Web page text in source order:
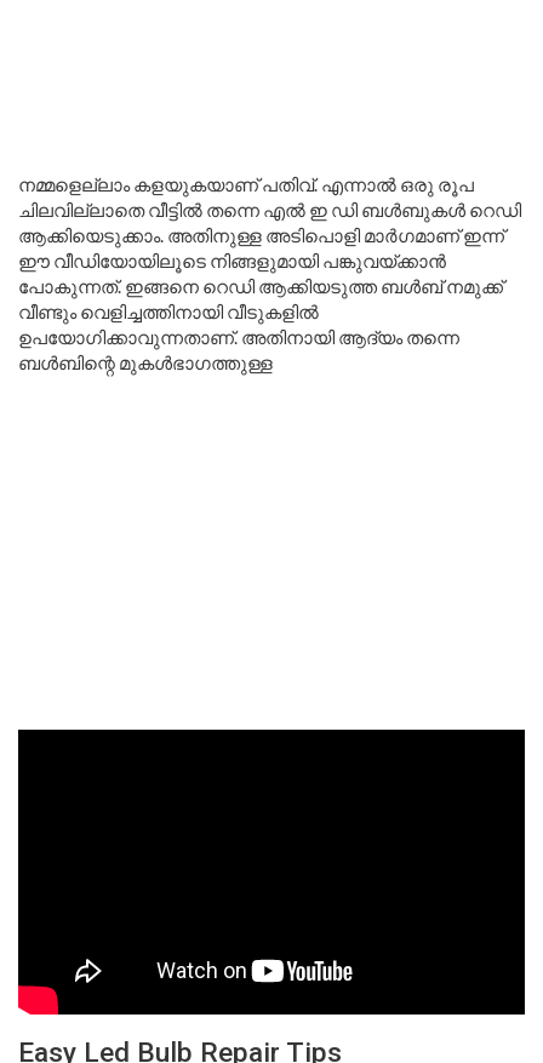
നമ്മളെല്ലാം കളയുകയാണ് പതിവ്. എന്നാൽ ഒരു രൂപ
ചിലവില്ലാതെ വീട്ടിൽ തന്നെ എൽ ഇ ഡി ബൾബുകൾ റെഡി
ആക്കിയെടുക്കാം. അതിനുള്ള അടിപൊളി മാർഗമാണ് ഇന്ന്
ഈ വീഡിയോയിലൂടെ നിങ്ങളുമായി പങ്കുവയ്ക്കാൻ
പോകുന്നത്. ഇങ്ങനെ റെഡി ആക്കിയടുത്ത ബൾബ് നമുക്ക്
വീണ്ടും വെളിച്ചത്തിനായി വീടുകളിൽ
ഉപയോഗിക്കാവുന്നതാണ്. അതിനായി ആദ്യം തന്നെ
ബൾബിന്റെ മുകൾഭാഗത്തുള്ള
Easy Led Bulb Repair Tips